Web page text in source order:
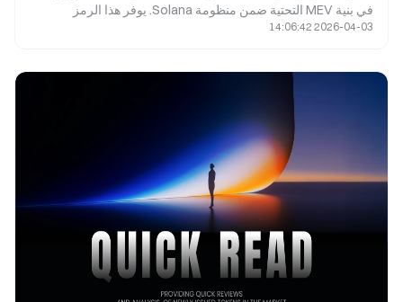
في بنية MEV التحتية ضمن منظومة Solana. يوفر هذا الرمز
إمكانيات حوكمة فعّالة، ويحقق مواءمة بين مصالح المُدقِّقين
2026-04-03 14:06:42